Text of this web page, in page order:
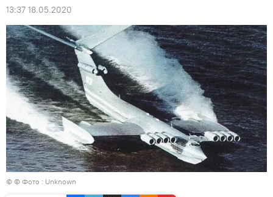
13:37 18.05.2020
© © Фото : Unknown